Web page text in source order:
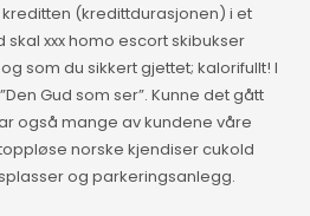
(kredittdurasjonen) i et
xxx homo escort skibukser
som du sikkert gjettet; kalorifullt! I
Gud som ser”. Kunne det gått
også mange av kundene våre
norske kjendiser cukold
og parkeringsanlegg.